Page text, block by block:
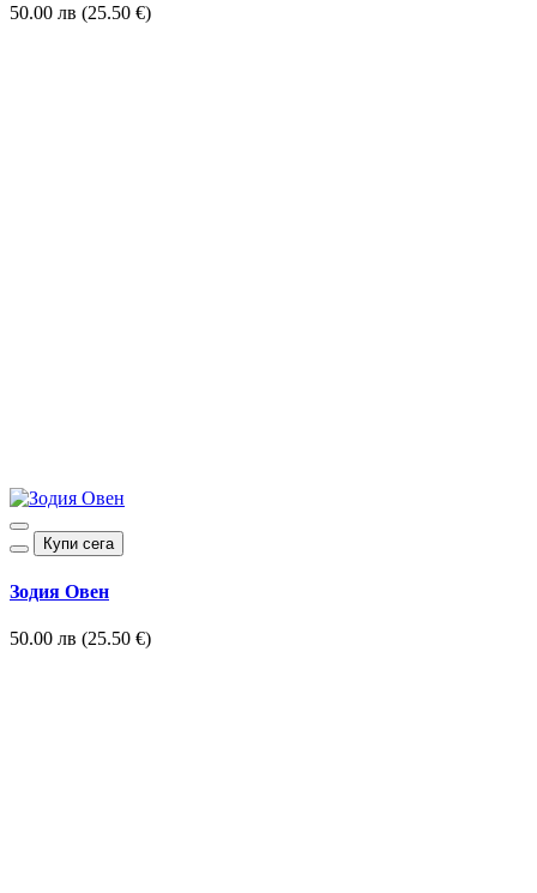
50.00 лв (25.50 €)
Купи сега
Зодия Овен
50.00 лв (25.50 €)